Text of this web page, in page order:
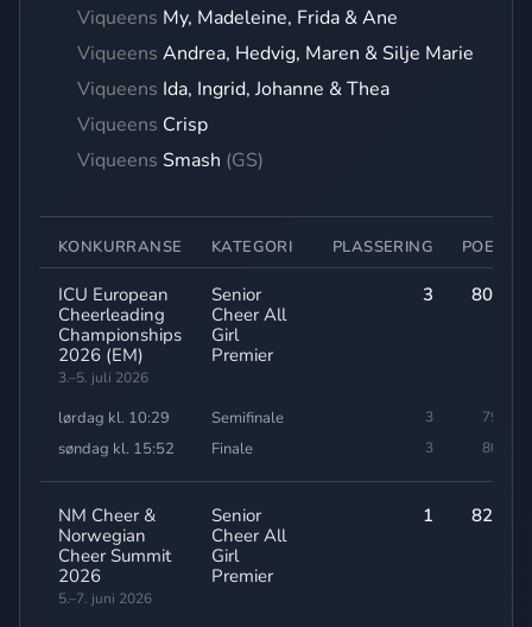
Viqueens My, Madeleine, Frida & Ane
Viqueens Andrea, Hedvig, Maren & Silje Marie
Viqueens Ida, Ingrid, Johanne & Thea
Viqueens Crisp
Viqueens Smash (GS)
KONKURRANSE KATEGORI PLASSERING POENG
ICU European
Cheerleading
Championships
2026 (EM)
3.–5. juli 2026
Senior
Cheer All
Girl
Premier
3 80,50
lørdag kl. 10:29 Semifinale 3 79,20
søndag kl. 15:52 Finale 3 80,50
NM Cheer &
Norwegian
Cheer Summit
2026
5.–7. juni 2026
Senior
Cheer All
Girl
Premier
1 82,60